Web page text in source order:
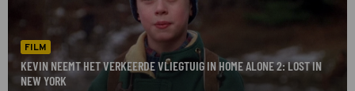
FILM
KEVIN NEEMT HET VERKEERDE VLIEGTUIG IN HOME ALONE 2: LOST IN
NEW YORK